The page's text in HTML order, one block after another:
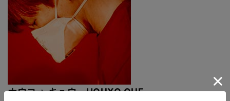
ホウコォ キュウ HOUXO QUE